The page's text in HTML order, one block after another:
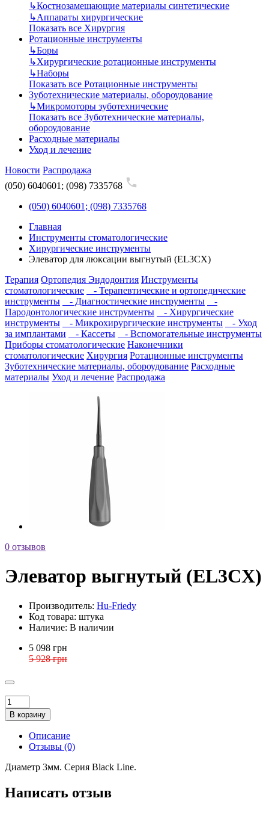
↳Костнозамещающие материалы синтетические
↳Аппараты хирургические
Показать все Хирургия
Ротационные инструменты
↳Боры
↳Хирургические ротационные инструменты
↳Наборы
Показать все Ротационные инструменты
Зуботехнические материалы, обороудование
↳Микромоторы зуботехнические
Показать все Зуботехнические материалы,
обороудование
Расходные материалы
Уход и лечение
Новости Распродажа
(050) 6040601; (098) 7335768
(050) 6040601; (098) 7335768
Главная
Инструменты стоматологические
Хирургические инструменты
Элеватор для люксации выгнутый (EL3CX)
Терапия Ортопедия Эндодонтия Инструменты
стоматологические
- Терапевтические и ортопедические
инструменты
- Диагностические инструменты
-
Пародонтологические инструменты
- Хирургические
инструменты
- Микрохирургические инструменты
- Уход
за имплантами
- Кассеты
- Вспомогательные инструменты
Приборы стоматологические Наконечники
стоматологические Хирургия Ротационные инструменты
Зуботехнические материалы, обороудование Расходные
материалы Уход и лечение Распродажа
0 отзывов
Элеватор выгнутый (EL3CX)
Производитель: Hu-Friedy
Код товара: штука
Наличие: В наличии
5 098 грн
5 928 грн
В корзину
Описание
Отзывы (0)
Диаметр 3мм. Серия Black Line.
Написать отзыв